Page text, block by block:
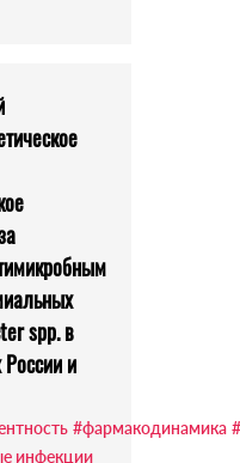
spp. в
и
#фармакодинамика
инфекции